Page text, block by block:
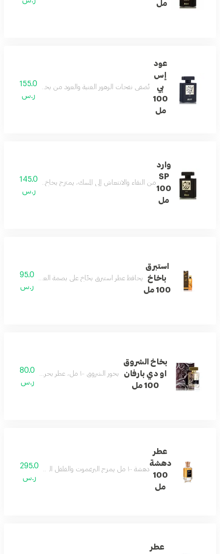
مل
عود
إس
بي
100
مل
تُضفي نفحات الزهور الغنية والعود من بخاخ العود لمسة
155.0
ر.س
وارد
SP
100
مل
من النقاء والانتعاش إلى المسك، يمتزج بخاخ ورد مع طيف
145.0
ر.س
استبرق
باخاخ
100 مل
يحافظ عطر استبرق بخّاخ على بصمة العطر النقية
95.0
ر.س
بخاخ الشروق
او دي بارفان
100 مل
بخور الشروق ١٠٠ مل، عطر بحري منعش، مثالي للمزج مع بخور الشروق.
80.0
ر.س
عطر
دهشة
100
مل
دهشة ١٠٠ مل يمزج البرغموت والفلفل الوردي والتفاح مع الكراميل والعنبر والجلد ونجيل الهند والتوت لرائحة دافئة وأنيقة تدوم طويلاً
295.0
ر.س
عطر